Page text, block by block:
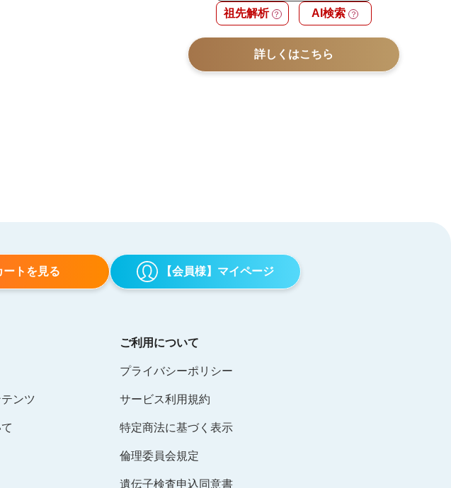
祖先解析 ？ AI検索 ？
詳しくはこちら
ートを見る 【会員様】マイページ
ンツ
ご利用について
プライバシーポリシー
サービス利用規約
特定商法に基づく表示
倫理委員会規定
遺伝子検査申込同意書